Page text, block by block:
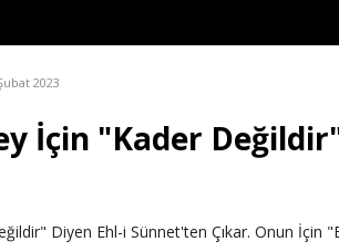
2023
İçin "Kader
Diyen Ehl-i Sünnet'ten Çıkar. Onun İçin